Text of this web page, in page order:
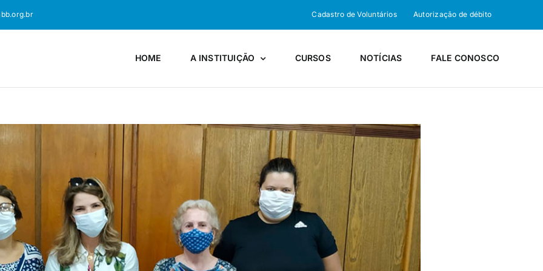
Cadastro de Voluntários Autorização de débito
HOME A INSTITUIÇÃO CURSOS NOTÍCIAS FALE CONOSCO